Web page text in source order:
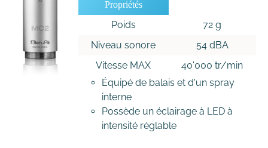
Propriétés
Poids
72 g
Niveau sonore
54 dBA
Vitesse MAX
40'000 tr/min
Équipé de balais et d'un spray
interne
Possède un éclairage à LED à
intensité réglable